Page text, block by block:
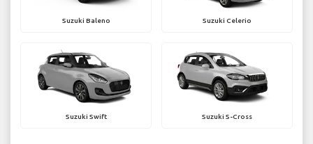
Suzuki Baleno Suzuki Celerio
Suzuki Swift Suzuki S-Cross